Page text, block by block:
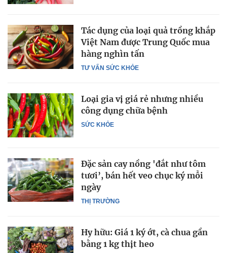
TƯ VẤN SỨC KHỎE
Tác dụng của loại quả trồng khắp
Việt Nam được Trung Quốc mua
hàng nghìn tấn
SỨC KHỎE
Loại gia vị giá rẻ nhưng nhiều
công dụng chữa bệnh
THỊ TRƯỜNG
Đặc sản cay nồng 'đắt như tôm
tươi’, bán hết veo chục ký mỗi
ngày
Hy hữu: Giá 1 ký ớt, cà chua gần
bằng 1 kg thịt heo